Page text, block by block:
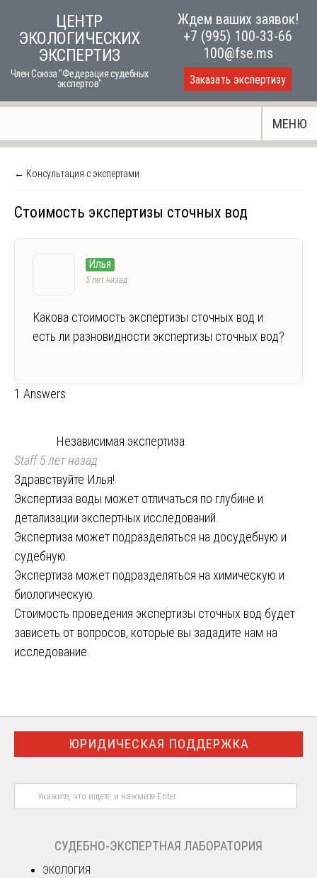
content
ЦЕНТР
ЭКОЛОГИЧЕСКИХ
ЭКСПЕРТИЗ
Член Союза "Федерация судебных
экспертов"
Ждем ваших заявок!
+7 (995) 100-33-66
100@fse.ms
Заказать экспертизу
МЕНЮ
← Консультация с экспертами
Стоимость экспертизы сточных вод
Илья
5 лет назад
Какова стоимость экспертизы сточных вод и
есть ли разновидности экспертизы сточных вод?
1 Answers
Независимая экспертиза
Staff5 лет назад
Здравствуйте Илья!
Экспертиза воды может отличаться по глубине и
детализации экспертных исследований.
Экспертиза может подразделяться на досудебную и
судебную.
Экспертиза может подразделяться на химическую и
биологическую.
Стоимость проведения экспертизы сточных вод будет
зависеть от вопросов, которые вы зададите нам на
исследование.
ЮРИДИЧЕСКАЯ ПОДДЕРЖКА
СУДЕБНО-ЭКСПЕРТНАЯ ЛАБОРАТОРИЯ
ЭКОЛОГИЯ